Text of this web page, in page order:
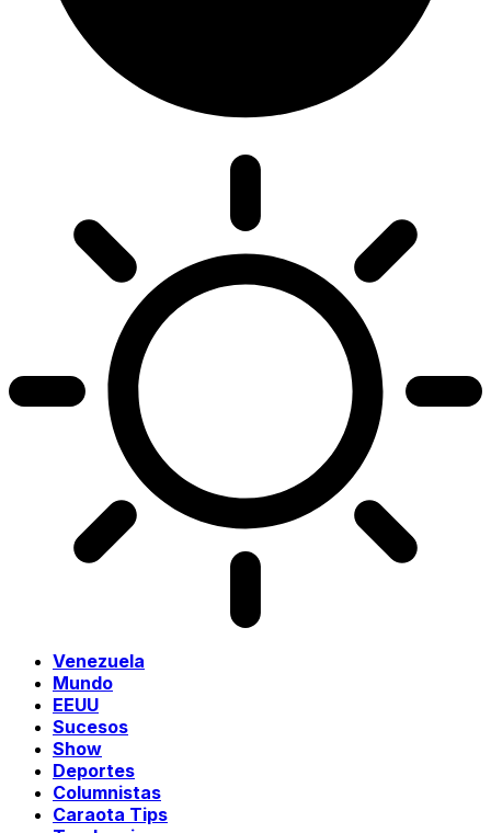
Venezuela
Mundo
EEUU
Sucesos
Show
Deportes
Columnistas
Caraota Tips